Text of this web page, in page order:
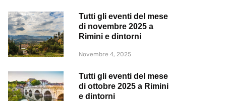
Tutti gli eventi del mese
di novembre 2025 a
Rimini e dintorni
Novembre 4, 2025
Tutti gli eventi del mese
di ottobre 2025 a Rimini
e dintorni